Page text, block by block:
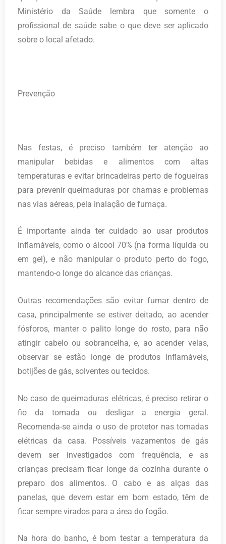
Ministério da Saúde lembra que somente o
profissional de saúde sabe o que deve ser aplicado
sobre o local afetado.
Prevenção
Nas festas, é preciso também ter atenção ao
manipular bebidas e alimentos com altas
temperaturas e evitar brincadeiras perto de fogueiras
para prevenir queimaduras por chamas e problemas
nas vias aéreas, pela inalação de fumaça.
É importante ainda ter cuidado ao usar produtos
inflamáveis, como o álcool 70% (na forma líquida ou
em gel), e não manipular o produto perto do fogo,
mantendo-o longe do alcance das crianças.
Outras recomendações são evitar fumar dentro de
casa, principalmente se estiver deitado, ao acender
fósforos, manter o palito longe do rosto, para não
atingir cabelo ou sobrancelha, e, ao acender velas,
observar se estão longe de produtos inflamáveis,
botijões de gás, solventes ou tecidos.
No caso de queimaduras elétricas, é preciso retirar o
fio da tomada ou desligar a energia geral.
Recomenda-se ainda o uso de protetor nas tomadas
elétricas da casa. Possíveis vazamentos de gás
devem ser investigados com frequência, e as
crianças precisam ficar longe da cozinha durante o
preparo dos alimentos. O cabo e as alças das
panelas, que devem estar em bom estado, têm de
ficar sempre virados para a área do fogão.
Na hora do banho, é bom testar a temperatura da